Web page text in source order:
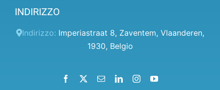
Pannello client
Aiuto
Informativa sulla privacy
INDIRIZZO
Indirizzo: Imperiastraat 8, Zaventem, Vlaanderen,
1930, Belgio
Facebook EmailLinkedInInstagramYouTube